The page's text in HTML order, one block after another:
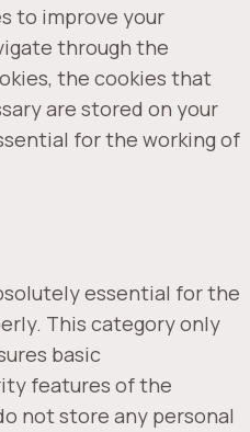
to improve your
through the
the cookies that
are stored on your
for the working of
essential for the
This category only
basic
features of the
not store any personal